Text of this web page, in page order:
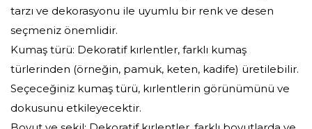
tarzı ve dekorasyonu ile uyumlu bir renk ve desen
seçmeniz önemlidir.
Kumaş türü: Dekoratif kırlentler, farklı kumaş
türlerinden (örneğin, pamuk, keten, kadife) üretilebilir.
Seçeceğiniz kumaş türü, kırlentlerin görünümünü ve
dokusunu etkileyecektir.